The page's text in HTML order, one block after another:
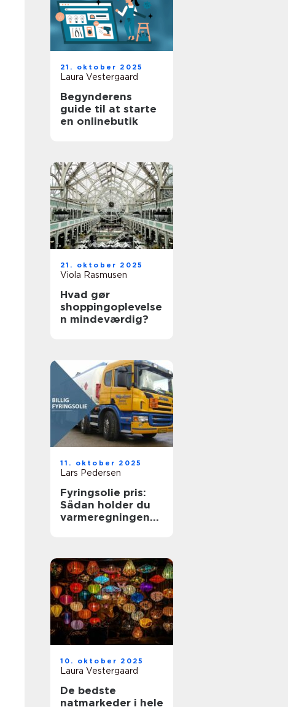
21. oktober 2025
Laura Vestergaard
Begynderens
guide til at starte
en onlinebutik
21. oktober 2025
Viola Rasmusen
Hvad gør
shoppingoplevelse
n mindeværdig?
11. oktober 2025
Lars Pedersen
Fyringsolie pris:
Sådan holder du
varmeregningen
10. oktober 2025
Laura Vestergaard
De bedste
natmarkeder i hele